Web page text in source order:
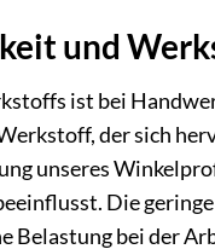
und
ist bei
der sich
unseres
Die
Belastung bei der